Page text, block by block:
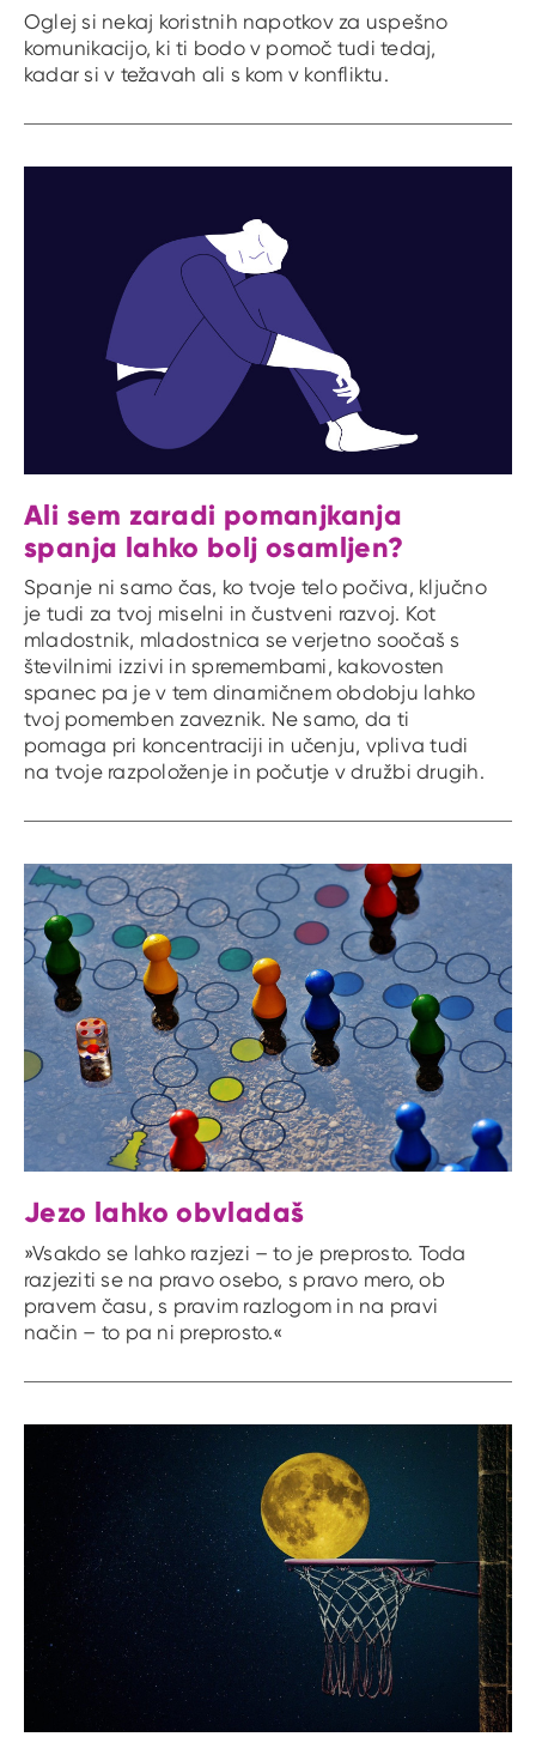
Oglej si nekaj koristnih napotkov za uspešno
komunikacijo, ki ti bodo v pomoč tudi tedaj,
kadar si v težavah ali s kom v konfliktu.
Ali sem zaradi pomanjkanja
spanja lahko bolj osamljen?
Spanje ni samo čas, ko tvoje telo počiva, ključno
je tudi za tvoj miselni in čustveni razvoj. Kot
mladostnik, mladostnica se verjetno soočaš s
številnimi izzivi in spremembami, kakovosten
spanec pa je v tem dinamičnem obdobju lahko
tvoj pomemben zaveznik. Ne samo, da ti
pomaga pri koncentraciji in učenju, vpliva tudi
na tvoje razpoloženje in počutje v družbi drugih.
Jezo lahko obvladaš
»Vsakdo se lahko razjezi – to je preprosto. Toda
razjeziti se na pravo osebo, s pravo mero, ob
pravem času, s pravim razlogom in na pravi
način – to pa ni preprosto.«